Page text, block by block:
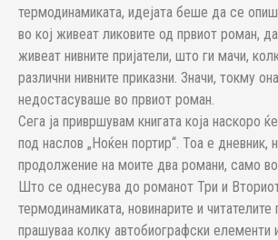
термодинамиката, идејата беше да се
во кој живеат ликовите од првиот роман,
живеат нивните пријатели, што ги мачи,
различни нивните приказни. Значи, токму
недостасуваше во првиот роман.
Сега ја привршувам книгата која наскоро
под наслов „Ноќен портир“. Тоа е дневник,
продолжение на моите два романи, само
Што се однесува до романот Три и
термодинамиката, новинарите и читателите
прашуваа колку автобиографски елементи